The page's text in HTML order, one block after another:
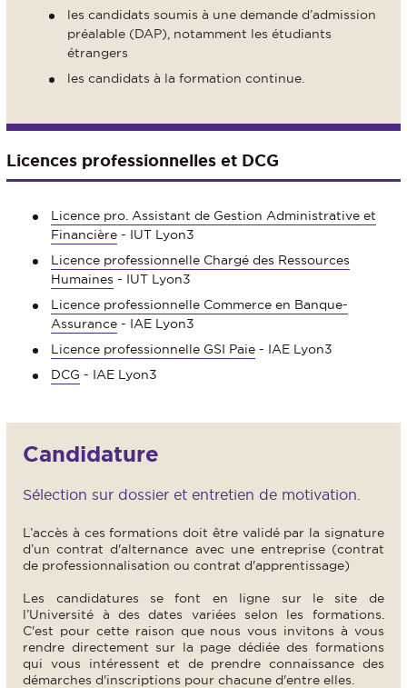
les candidats soumis à une demande d’admission
préalable (DAP), notamment les étudiants
étrangers
les candidats à la formation continue.
Licences professionnelles et DCG
Licence pro. Assistant de Gestion Administrative et
Financière - IUT Lyon3
Licence professionnelle Chargé des Ressources
Humaines - IUT Lyon3
Licence professionnelle Commerce en Banque-
Assurance - IAE Lyon3
Licence professionnelle GSI Paie - IAE Lyon3
DCG - IAE Lyon3
Candidature
Sélection sur dossier et entretien de motivation.
L’accès à ces formations doit être validé par la signature
d’un contrat d'alternance avec une entreprise (contrat
de professionnalisation ou contrat d'apprentissage)
Les candidatures se font en ligne sur le site de
l’Université à des dates variées selon les formations.
C'est pour cette raison que nous vous invitons à vous
rendre directement sur la page dédiée des formations
qui vous intéressent et de prendre connaissance des
démarches d'inscriptions pour chacune d'entre elles.